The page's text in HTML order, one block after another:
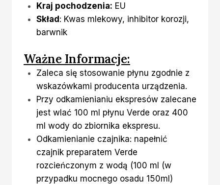
Kraj pochodzenia: EU
Skład: Kwas mlekowy, inhibitor korozji,
barwnik
Ważne Informacje:
Zaleca się stosowanie płynu zgodnie z
wskazówkami producenta urządzenia.
Przy odkamienianiu ekspresów zalecane
jest wlać 100 ml płynu Verde oraz 400
ml wody do zbiornika ekspresu.
Odkamienianie czajnika: napełnić
czajnik preparatem Verde
rozcieńczonym z wodą (100 ml (w
przypadku mocnego osadu 150ml)